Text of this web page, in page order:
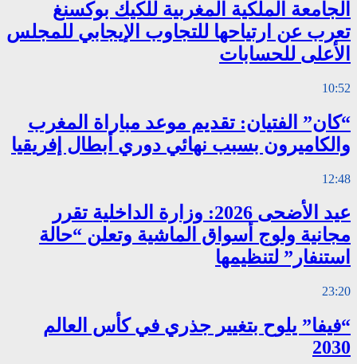
الجامعة الملكية المغربية للكيك بوكسنغ
تعرب عن ارتياحها للتجاوب الإيجابي للمجلس
الأعلى للحسابات
10:52
“كان” الفتيان: تقديم موعد مباراة المغرب
والكاميرون بسبب نهائي دوري أبطال إفريقيا
12:48
عيد الأضحى 2026: وزارة الداخلية تقرر
مجانية ولوج أسواق الماشية وتعلن “حالة
استنفار” لتنظيمها
23:20
“فيفا” يلوح بتغيير جذري في كأس العالم
2030